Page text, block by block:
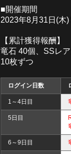
■開催期間
2023年8月31日(木
【累計獲得報酬】
竜石 40個、SSレ
10枚ずつ
ログイン日数
1～4日目
5日目
6～9日目